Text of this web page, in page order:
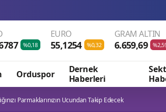
%0,18
EURO
55,1254 %0,32
GRAM ALTIN
6.659,69
Orduspor
Dernek
Haberleri
Parmaklarınızın Ucundan Takip Edecek